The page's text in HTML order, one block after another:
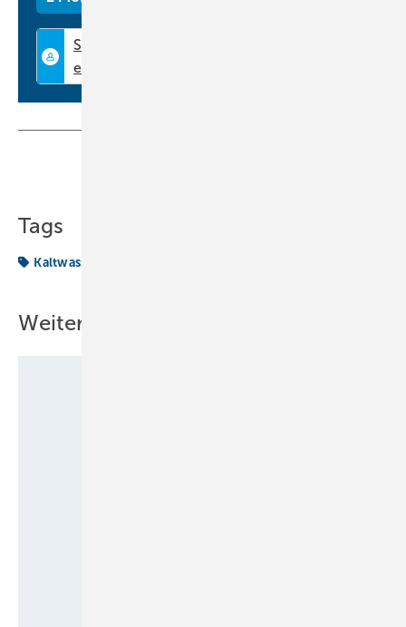
Servicearbeiten schneller ausgeführt werden.
Tags
Kaltwassersatz
Weitere Inhalte